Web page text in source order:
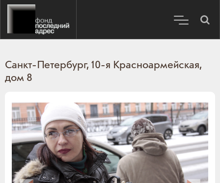
Санкт-Петербург, 10-я Красноармейская,
дом 8